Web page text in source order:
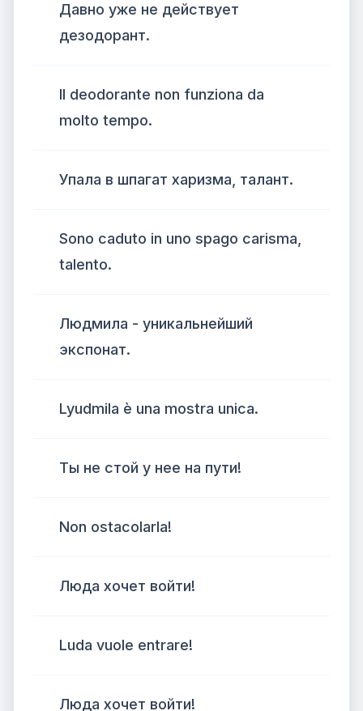
Давно уже не действует
дезодорант.
Il deodorante non funziona da
molto tempo.
Упала в шпагат харизма, талант.
Sono caduto in uno spago carisma,
talento.
Людмила - уникальнейший
экспонат.
Lyudmila è una mostra unica.
Ты не стой у нее на пути!
Non ostacolarla!
Люда хочет войти!
Luda vuole entrare!
Люда хочет войти!